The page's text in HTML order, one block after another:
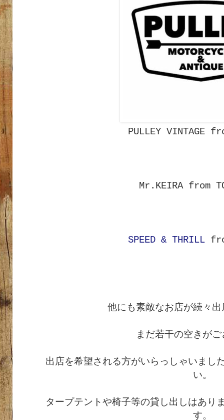
PULLEY VINTAGE
Mr.KEIRA from
SPEED & THRILL
他にも素敵なお店が続々
まだ若干の空きが
出店を希望される方がいらっしゃいまし
い。
タープテントや椅子等の貸し出しはあり
す。